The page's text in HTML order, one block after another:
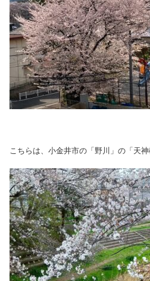
こちらは、小金井市の「野川」の「天